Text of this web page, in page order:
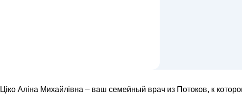
Ціко Аліна Михайлівна – ваш семейный врач из Потоков, к